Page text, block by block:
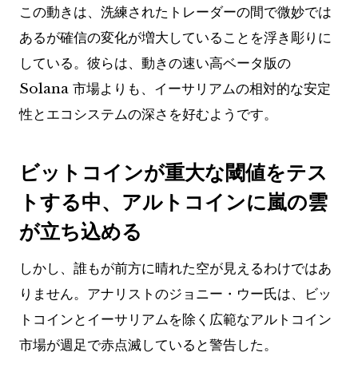
この動きは、洗練されたトレーダーの間で微妙では
あるが確信の変化が増大していることを浮き彫りに
している。彼らは、動きの速い高ベータ版の
Solana 市場よりも、イーサリアムの相対的な安定
性とエコシステムの深さを好むようです。
ビットコインが重大な閾値をテス
トする中、アルトコインに嵐の雲
が立ち込める
しかし、誰もが前方に晴れた空が見えるわけではあ
りません。アナリストのジョニー・ウー氏は、ビッ
トコインとイーサリアムを除く広範なアルトコイン
市場が週足で赤点滅していると警告した。